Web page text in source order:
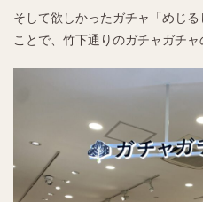
そして欲しかったガチャ「めじ
ことで、竹下通りのガチャガチャ